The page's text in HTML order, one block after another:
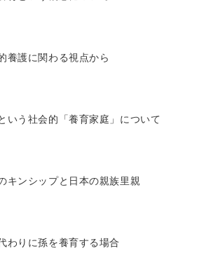
養護に関わる視点から
いう社会的「養育家庭」について
キンシップと日本の親族里親
わりに孫を養育する場合